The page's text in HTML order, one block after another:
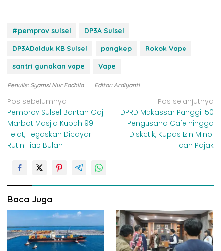
#pemprov sulsel
DP3A Sulsel
DP3ADalduk KB Sulsel
pangkep
Rokok Vape
santri gunakan vape
Vape
Penulis: Syamsi Nur Fadhila Editor: Ardiyanti
N
a
v
i
s
i
p
o
s
Pos sebelumnya
Pemprov Sulsel Bantah Gaji
Marbot Masjid Kubah 99
Telat, Tegaskan Dibayar
Rutin Tiap Bulan
Pos selanjutnya
DPRD Makassar Panggil 50
Pengusaha Cafe hingga
Diskotik, Kupas Izin Minol
dan Pajak
Baca Juga